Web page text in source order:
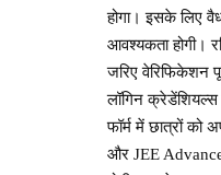
होगा। इसके लिए
आवश्यकता होगी।
जरिए वेरिफिकेशन
लॉगिन
फॉर्म में छात्रों को
और JEE